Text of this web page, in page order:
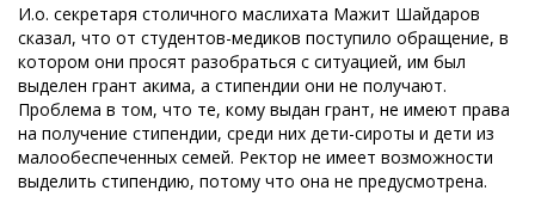
И.о. секретаря столичного маслихата Мажит Шайдаров
сказал, что от студентов-медиков поступило обращение, в
котором они просят разобраться с ситуацией, им был
выделен грант акима, а стипендии они не получают.
Проблема в том, что те, кому выдан грант, не имеют права
на получение стипендии, среди них дети-сироты и дети из
малообеспеченных семей. Ректор не имеет возможности
выделить стипендию, потому что она не предусмотрена.